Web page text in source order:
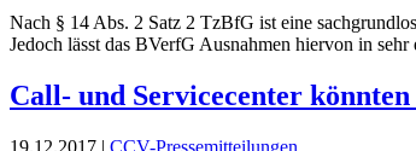
Nach § 14 Abs. 2 Satz 2 TzBfG ist eine
Jedoch lässt das BVerfG Ausnahmen hiervon in
Call- und Servicecenter
19.12.2017 | CCV-Pressemitteilungen